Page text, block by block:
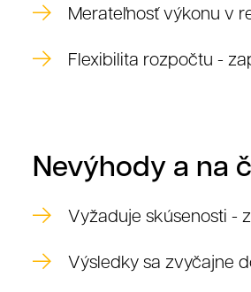
Merateľnosť výkonu v
Flexibilita rozpočtu -
Nevýhody a na
Vyžaduje skúsenosti -
Výsledky sa zvyčajne